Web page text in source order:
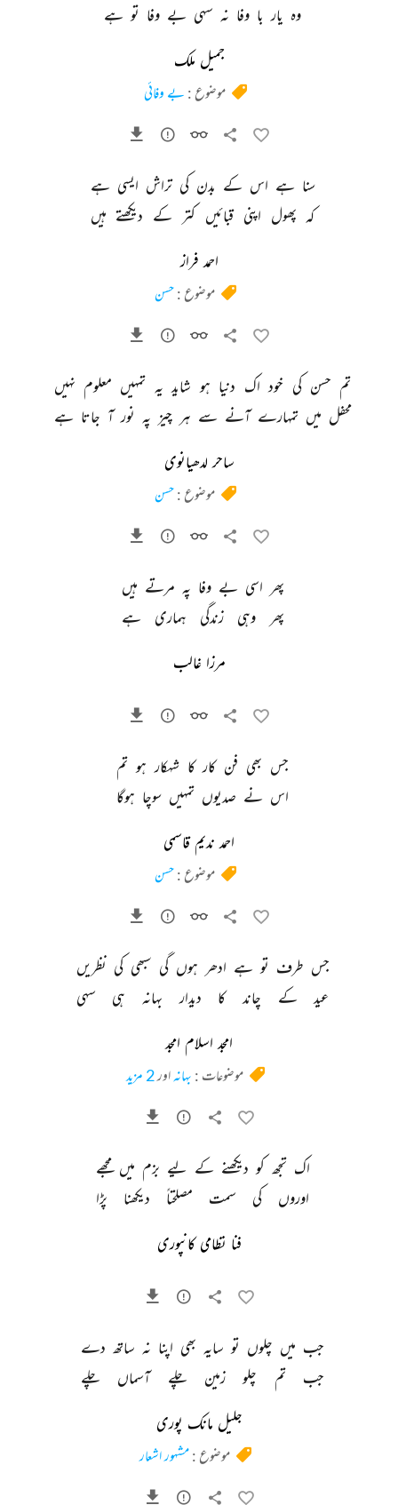
وہ یار با وفا نہ سہی بے وفا تو ہے
جمیل ملک
موضوع : بے وفائی
سنا ہے اس کے بدن کی تراش ایسی ہے
کہ پھول اپنی قبائیں کتر کے دیکھتے ہیں
احمد فراز
موضوع :حسن
تم حسن کی خود اک دنیا ہو شاید یہ تمہیں معلوم نہیں
محفل میں تمہارے آنے سے ہر چیز پہ نور آ جاتا ہے
ساحر لدھیانوی
موضوع :حسن
پھر اسی بے وفا پہ مرتے ہیں
پھر
وہی زندگی ہماری ہے
مرزا غالب
جس بھی فن کار کا شہکار ہو تم
اس نے صدیوں تمہیں سوچا ہوگا
احمد ندیم قاسمی
موضوع :حسن
جس طرف تو ہے ادھر ہوں گی سبھی کی نظریں
عید
کے چاند کا دیدار بہانہ ہی سہی
امجد اسلام امجد
موضوعات : بہانہاور2 مزید
اک تجھ کو دیکھنے کے لیے بزم میں مجھے
اوروں
کی سمت مصلحتاً دیکھنا پڑا
فنا نظامی کانپوری
جب میں چلوں تو سایہ بھی اپنا نہ ساتھ دے
جب
تم چلو زمین چلے آسماں چلے
جلیل مانک پوری
موضوع :مشہور اشعار